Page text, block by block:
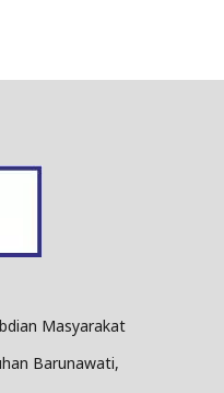
Masyarakat
Barunawati,